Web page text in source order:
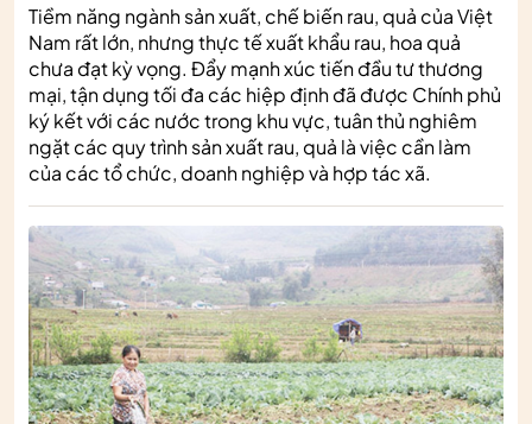
Tiềm năng ngành sản xuất, chế biến rau, quả của Việt
Nam rất lớn, nhưng thực tế xuất khẩu rau, hoa quả
chưa đạt kỳ vọng. Đẩy mạnh xúc tiến đầu tư thương
mại, tận dụng tối đa các hiệp định đã được Chính phủ
ký kết với các nước trong khu vực, tuân thủ nghiêm
ngặt các quy trình sản xuất rau, quả là việc cần làm
của các tổ chức, doanh nghiệp và hợp tác xã.